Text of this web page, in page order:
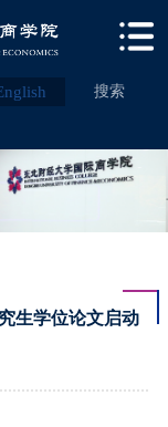
搜索
生学位论文启动